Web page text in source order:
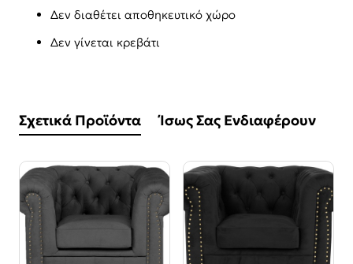
Δεν διαθέτει αποθηκευτικό χώρο
Δεν γίνεται κρεβάτι
Σχετικά Προϊόντα Ίσως Σας Ενδιαφέρουν